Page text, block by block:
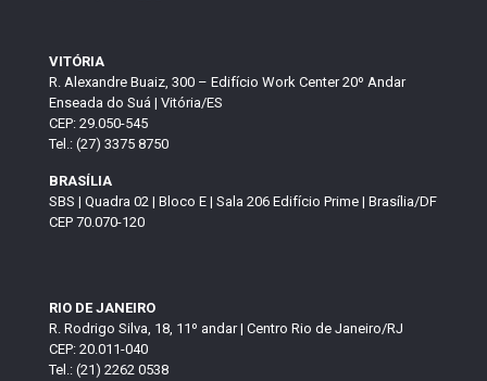
VITÓRIA
R. Alexandre Buaiz, 300 – Edifício Work Center 20º Andar
Enseada do Suá | Vitória/ES
CEP: 29.050-545
Tel.: (27) 3375 8750
BRASÍLIA
SBS | Quadra 02 | Bloco E | Sala 206 Edifício Prime | Brasília/DF
CEP 70.070-120
RIO DE JANEIRO
R. Rodrigo Silva, 18, 11º andar | Centro Rio de Janeiro/RJ
CEP: 20.011-040
Tel.: (21) 2262 0538